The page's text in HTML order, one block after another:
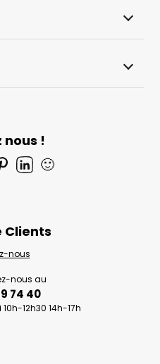
nous !
🙂
Clients
nous
nous au
74 40
12h30 14h-17h